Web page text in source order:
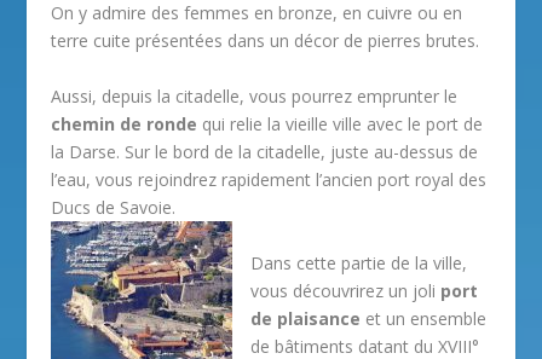
On y admire des femmes en bronze, en cuivre ou en
terre cuite présentées dans un décor de pierres brutes.
Aussi, depuis la citadelle, vous pourrez emprunter le
chemin de ronde qui relie la vieille ville avec le port de
la Darse. Sur le bord de la citadelle, juste au-dessus de
l’eau, vous rejoindrez rapidement l’ancien port royal des
Ducs de Savoie.
Dans cette partie de la ville,
vous découvrirez un joli port
de plaisance et un ensemble
de bâtiments datant du XVIII°